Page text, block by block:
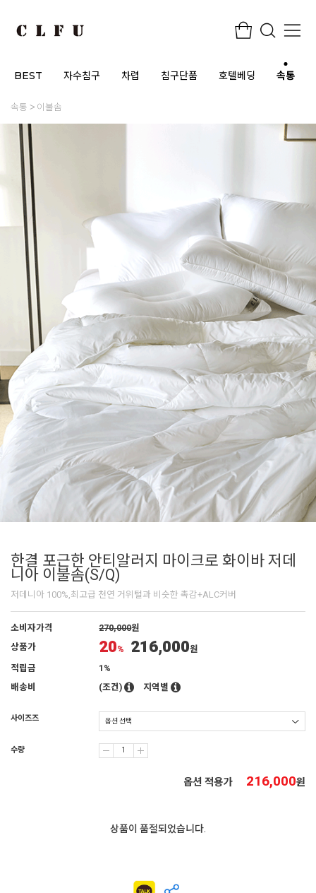
BEST 자수침구 차렵 침구단품 호텔베딩 속통
속통 이불솜
한결 포근한 안티알러지 마이크로 화이바 저데
니아 이불솜(S/Q)
저데니아 100%,최고급 천연 거위털과 비슷한 촉감+ALC커버
소비자가격 270,000원
상품가
20% 216,000원
적립금
1%
배송비
(조건) 지역별
사이즈즈
수량
옵션 적용가 216,000원
상품이 품절되었습니다.